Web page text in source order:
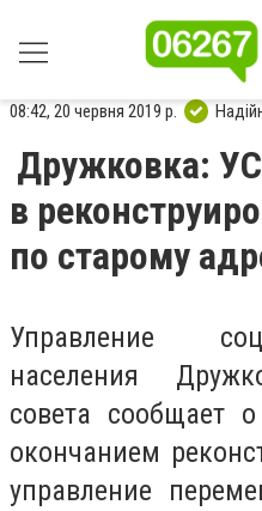
08:42, 20 червня 2019 р.
Дружковка:
в
по старому
Управление
населения
совета сообщает
окончанием
управление